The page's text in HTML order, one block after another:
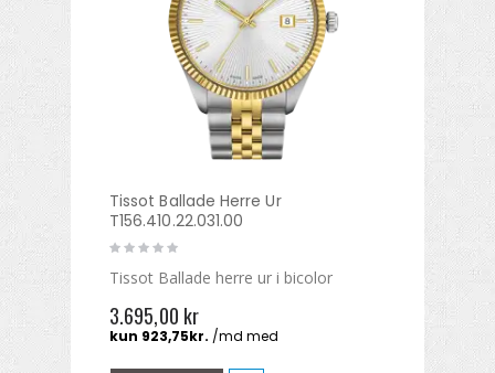
Tissot Ballade Herre Ur
T156.410.22.031.00
Tissot Ballade herre ur i bicolor
3.695,00 kr